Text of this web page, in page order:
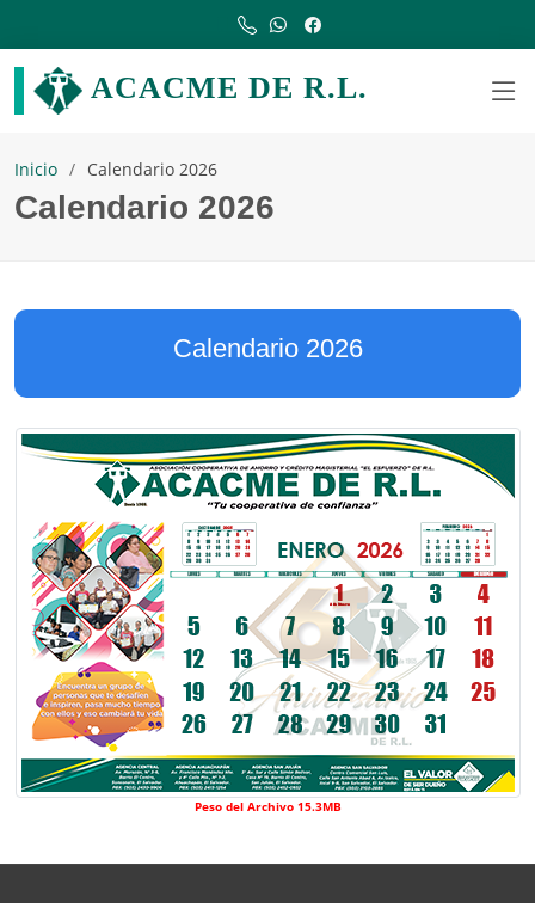
ACACME DE R.L.
Inicio Calendario 2026
Calendario 2026
Calendario 2026
Peso del Archivo 15.3MB